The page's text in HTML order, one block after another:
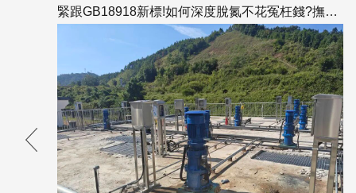
緊跟GB18918新標!如何深度脫氮不花冤枉錢?撫州項目總氮出水為0的答案全解析